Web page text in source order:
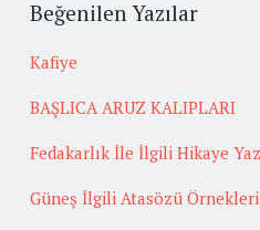
Beğenilen Yazılar
Kafiye
BAŞLICA ARUZ KALIPLARI
Fedakarlık İle İlgili Hikaye
Güneş İlgili Atasözü